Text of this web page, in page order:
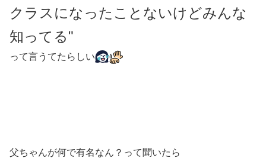
クラスになったことないけどみんな
知ってる"
って言うてたらしい
父ちゃんが何で有名なん？って聞いたら